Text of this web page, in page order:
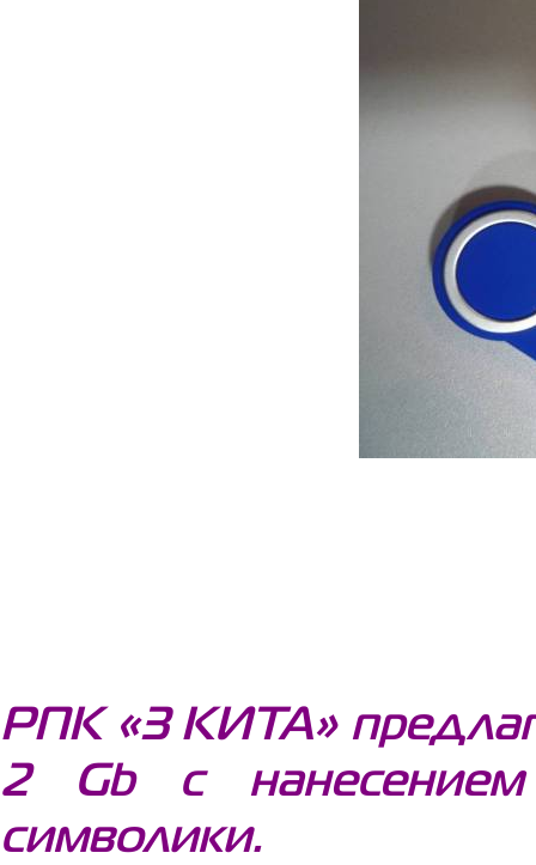
РПК «3 КИТА»
2 Gb с
символики.